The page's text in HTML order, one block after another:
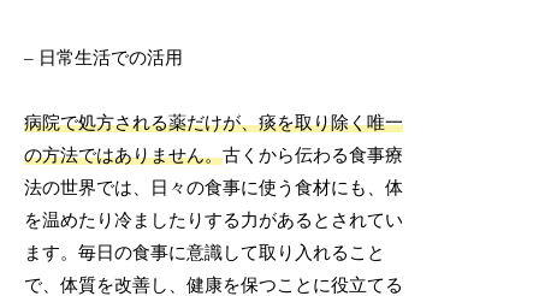
– 日常生活での活用
病院で処方される薬だけが、痰を取り除く唯一
の方法ではありません。古くから伝わる食事療
法の世界では、日々の食事に使う食材にも、体
を温めたり冷ましたりする力があるとされてい
ます。毎日の食事に意識して取り入れること
で、体質を改善し、健康を保つことに役立てる